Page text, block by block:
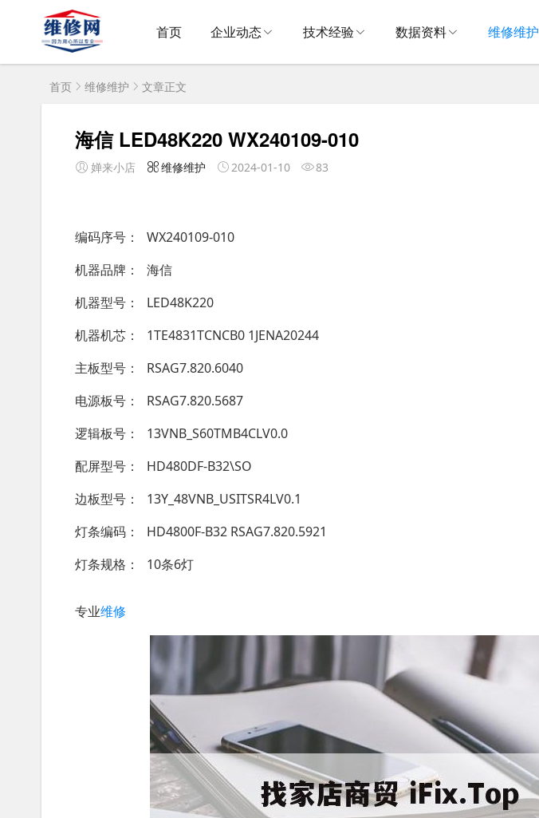
首页 企业动态 技术经验 数据资料 维修维护
首页 维修维护 文章正文
海信 LED48K220 WX240109-010
婵来小店 维修维护 2024-01-10 83
编码序号
WX240109-010
机器品牌
海信
机器型号
LED48K220
机器机芯
1TE4831TCNCB0 1JENA20244
主板型号
RSAG7.820.6040
电源板号
RSAG7.820.5687
逻辑板号
13VNB_S60TMB4CLV0.0
配屏型号
HD480DF-B32\SO
边板型号
13Y_48VNB_USITSR4LV0.1
灯条编码
HD4800F-B32 RSAG7.820.5921
灯条规格
10条6灯
专业维修